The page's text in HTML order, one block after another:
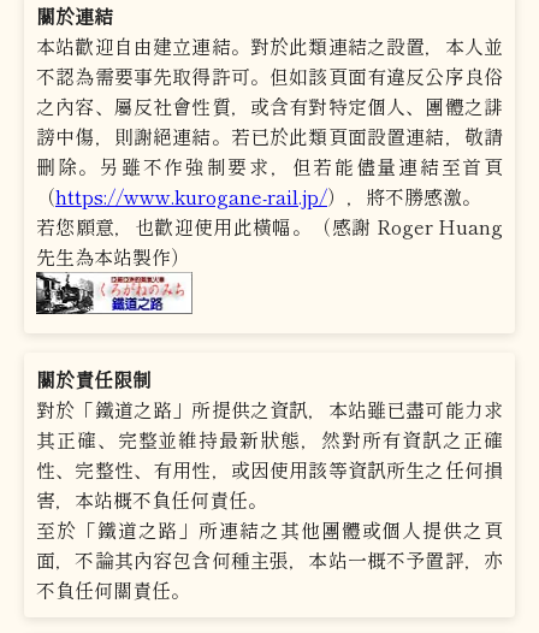
關於連結
本站歡迎自由建立連結。對於此類連結之設置，本人並
不認為需要事先取得許可。但如該頁面有違反公序良俗
之內容、屬反社會性質，或含有對特定個人、團體之誹
謗中傷，則謝絕連結。若已於此類頁面設置連結，敬請
刪除。另雖不作強制要求，但若能儘量連結至首頁
（https://www.kurogane-rail.jp/），將不勝感激。
若您願意，也歡迎使用此橫幅。（感謝 Roger Huang
先生為本站製作）
關於責任限制
對於「鐵道之路」所提供之資訊，本站雖已盡可能力求
其正確、完整並維持最新狀態，然對所有資訊之正確
性、完整性、有用性，或因使用該等資訊所生之任何損
害，本站概不負任何責任。
至於「鐵道之路」所連結之其他團體或個人提供之頁
面，不論其內容包含何種主張，本站一概不予置評，亦
不負任何關責任。